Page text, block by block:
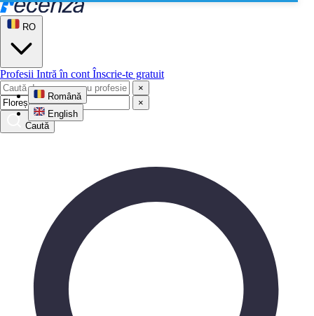
RO
Română
English
Profesii Intră în cont Înscrie-te gratuit
×
×
Caută